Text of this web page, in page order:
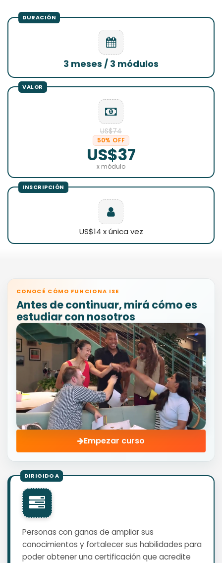
3 meses / 3 módulos
US$74
50% OFF
US$37
x módulo
US$14 x única vez
CONOCÉ CÓMO FUNCIONA ISE
Antes de continuar, mirá cómo es
estudiar con nosotros
Empezar curso
Personas con ganas de ampliar sus
conocimientos y fortalecer sus habilidades para
poder obtener una certificación que acredite